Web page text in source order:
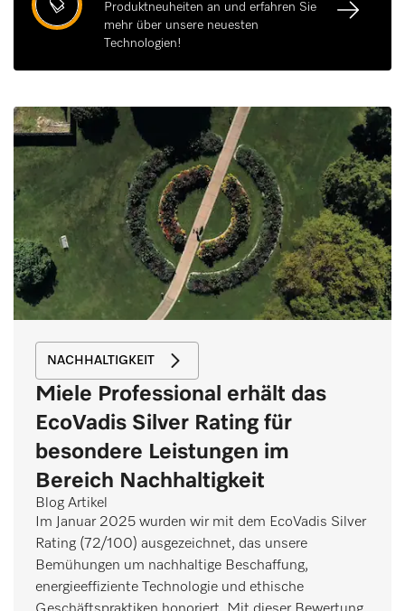
Produktneuheiten an und erfahren Sie
mehr über unsere neuesten
Technologien!
NACHHALTIGKEIT
Miele Professional erhält das
EcoVadis Silver Rating für
besondere Leistungen im
Bereich Nachhaltigkeit
Blog Artikel
Im Januar 2025 wurden wir mit dem EcoVadis Silver
Rating (72/100) ausgezeichnet, das unsere
Bemühungen um nachhaltige Beschaffung,
energieeffiziente Technologie und ethische